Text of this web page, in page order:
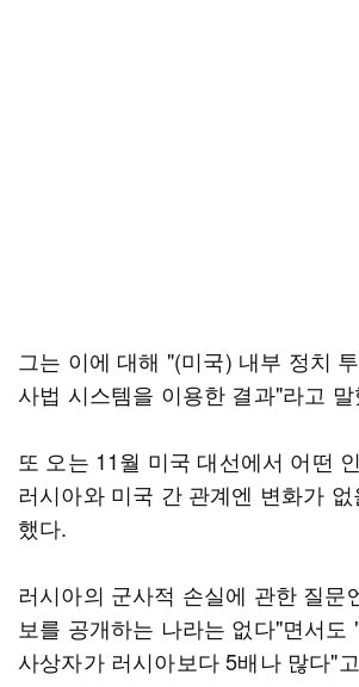
그는 이에 대해 "(미국) 내부 정치
사법 시스템을 이용한 결과"라고
또 오는 11월 미국 대선에서 어떤
러시아와 미국 간 관계엔 변화가
했다.
러시아의 군사적 손실에 관한 질문
보를 공개하는 나라는 없다"면서도
사상자가 러시아보다 5배나 많다"